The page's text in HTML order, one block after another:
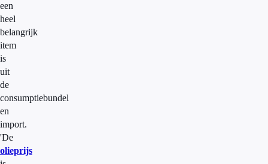
een
heel
belangrijk
item
is
uit
de
consumptiebundel
en
import.
'De
olieprijs